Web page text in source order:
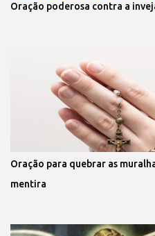
Oração poderosa contra a
Oração para quebrar as
mentira